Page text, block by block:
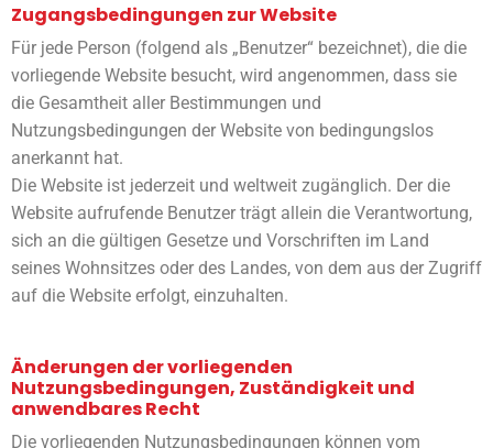
Zugangsbedingungen zur Website
Für jede Person (folgend als „Benutzer“ bezeichnet), die die
vorliegende Website besucht, wird angenommen, dass sie
die Gesamtheit aller Bestimmungen und
Nutzungsbedingungen der Website von bedingungslos
anerkannt hat.
Die Website ist jederzeit und weltweit zugänglich. Der die
Website aufrufende Benutzer trägt allein die Verantwortung,
sich an die gültigen Gesetze und Vorschriften im Land
seines Wohnsitzes oder des Landes, von dem aus der Zugriff
auf die Website erfolgt, einzuhalten.
Änderungen der vorliegenden
Nutzungsbedingungen, Zuständigkeit und
anwendbares Recht
Die vorliegenden Nutzungsbedingungen können vom